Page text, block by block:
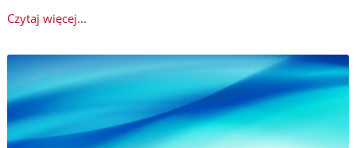
Czytaj więcej...